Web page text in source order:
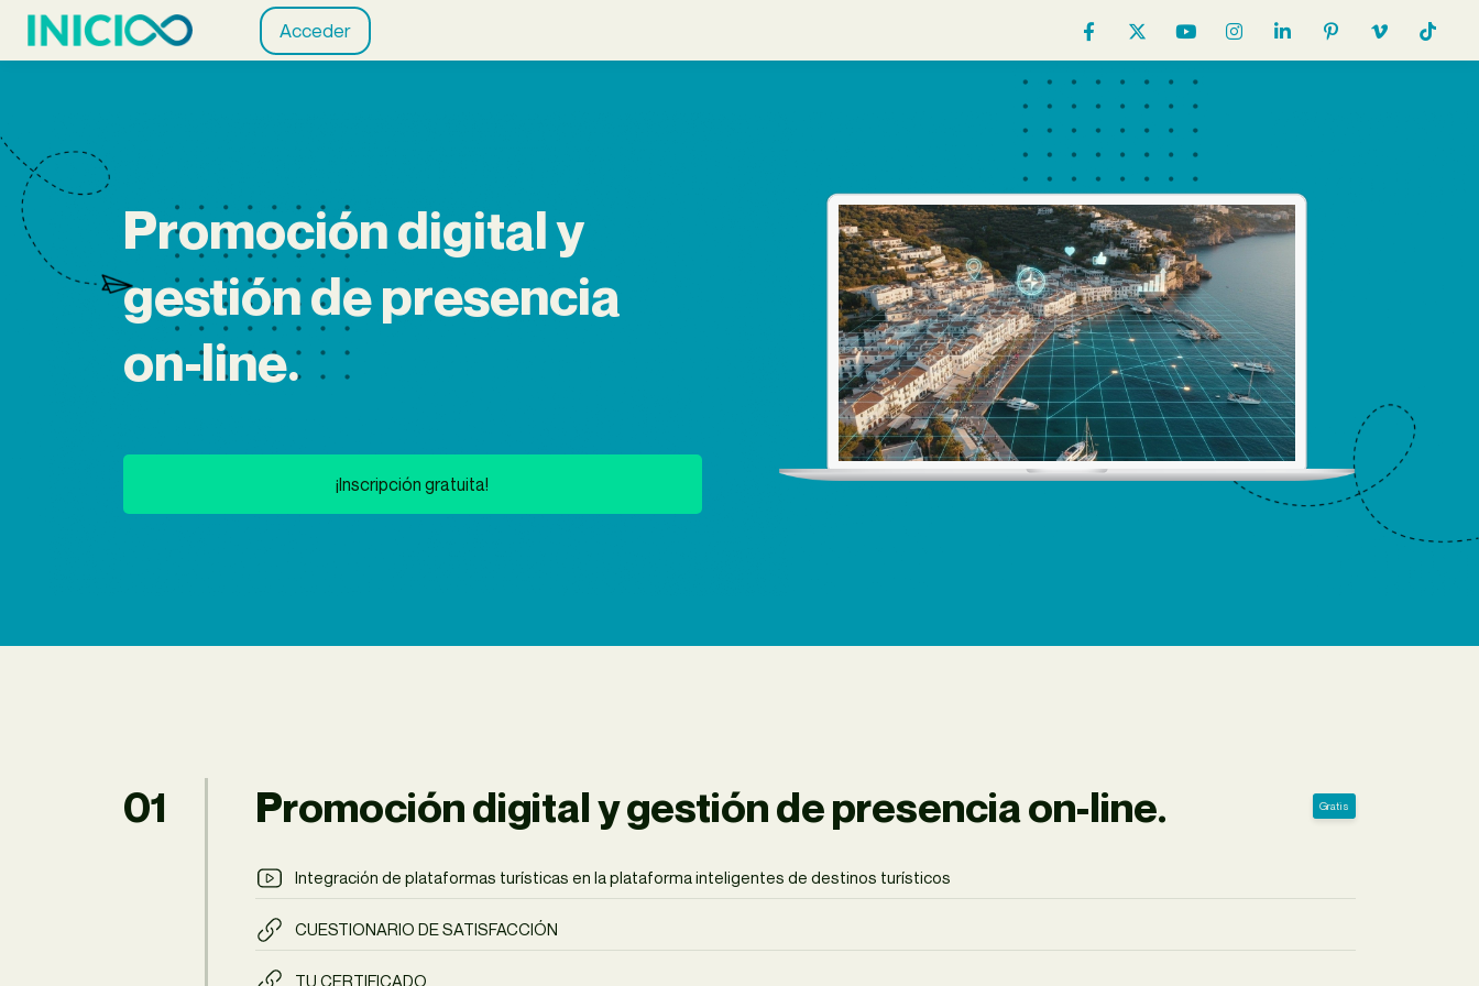
Acceder
Promoción digital y
gestión de presencia
on-line.
¡Inscripción gratuita!
01 Promoción digital y gestión de presencia on-line. Gratis
Integración de plataformas turísticas en la plataforma inteligentes de destinos turísticos
CUESTIONARIO DE SATISFACCIÓN
TU CERTIFICADO